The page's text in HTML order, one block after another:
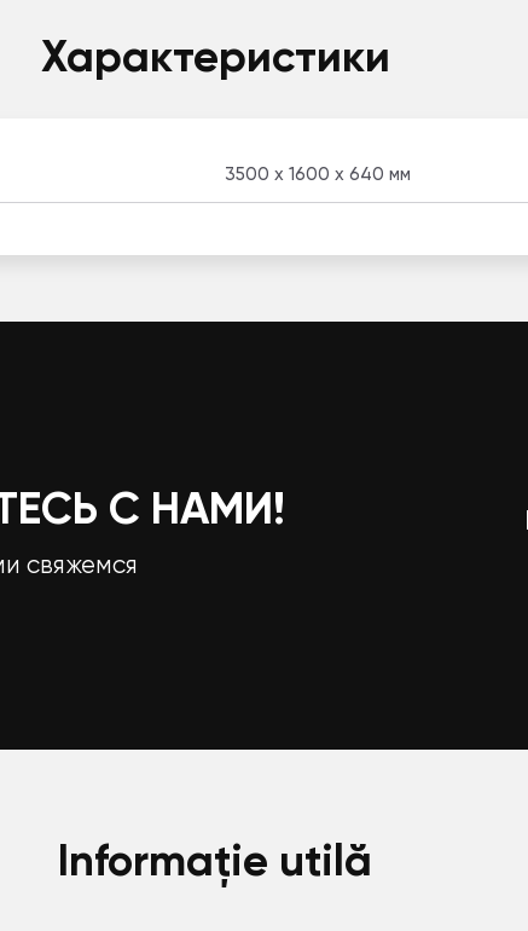
Характеристики
3500 x 1600 x 640 мм
С НАМИ!
свяжемся
Informație utilă